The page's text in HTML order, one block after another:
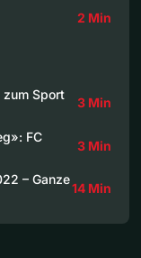
2 Min
Sport
3 Min
FC
3 Min
– Ganze
14 Min